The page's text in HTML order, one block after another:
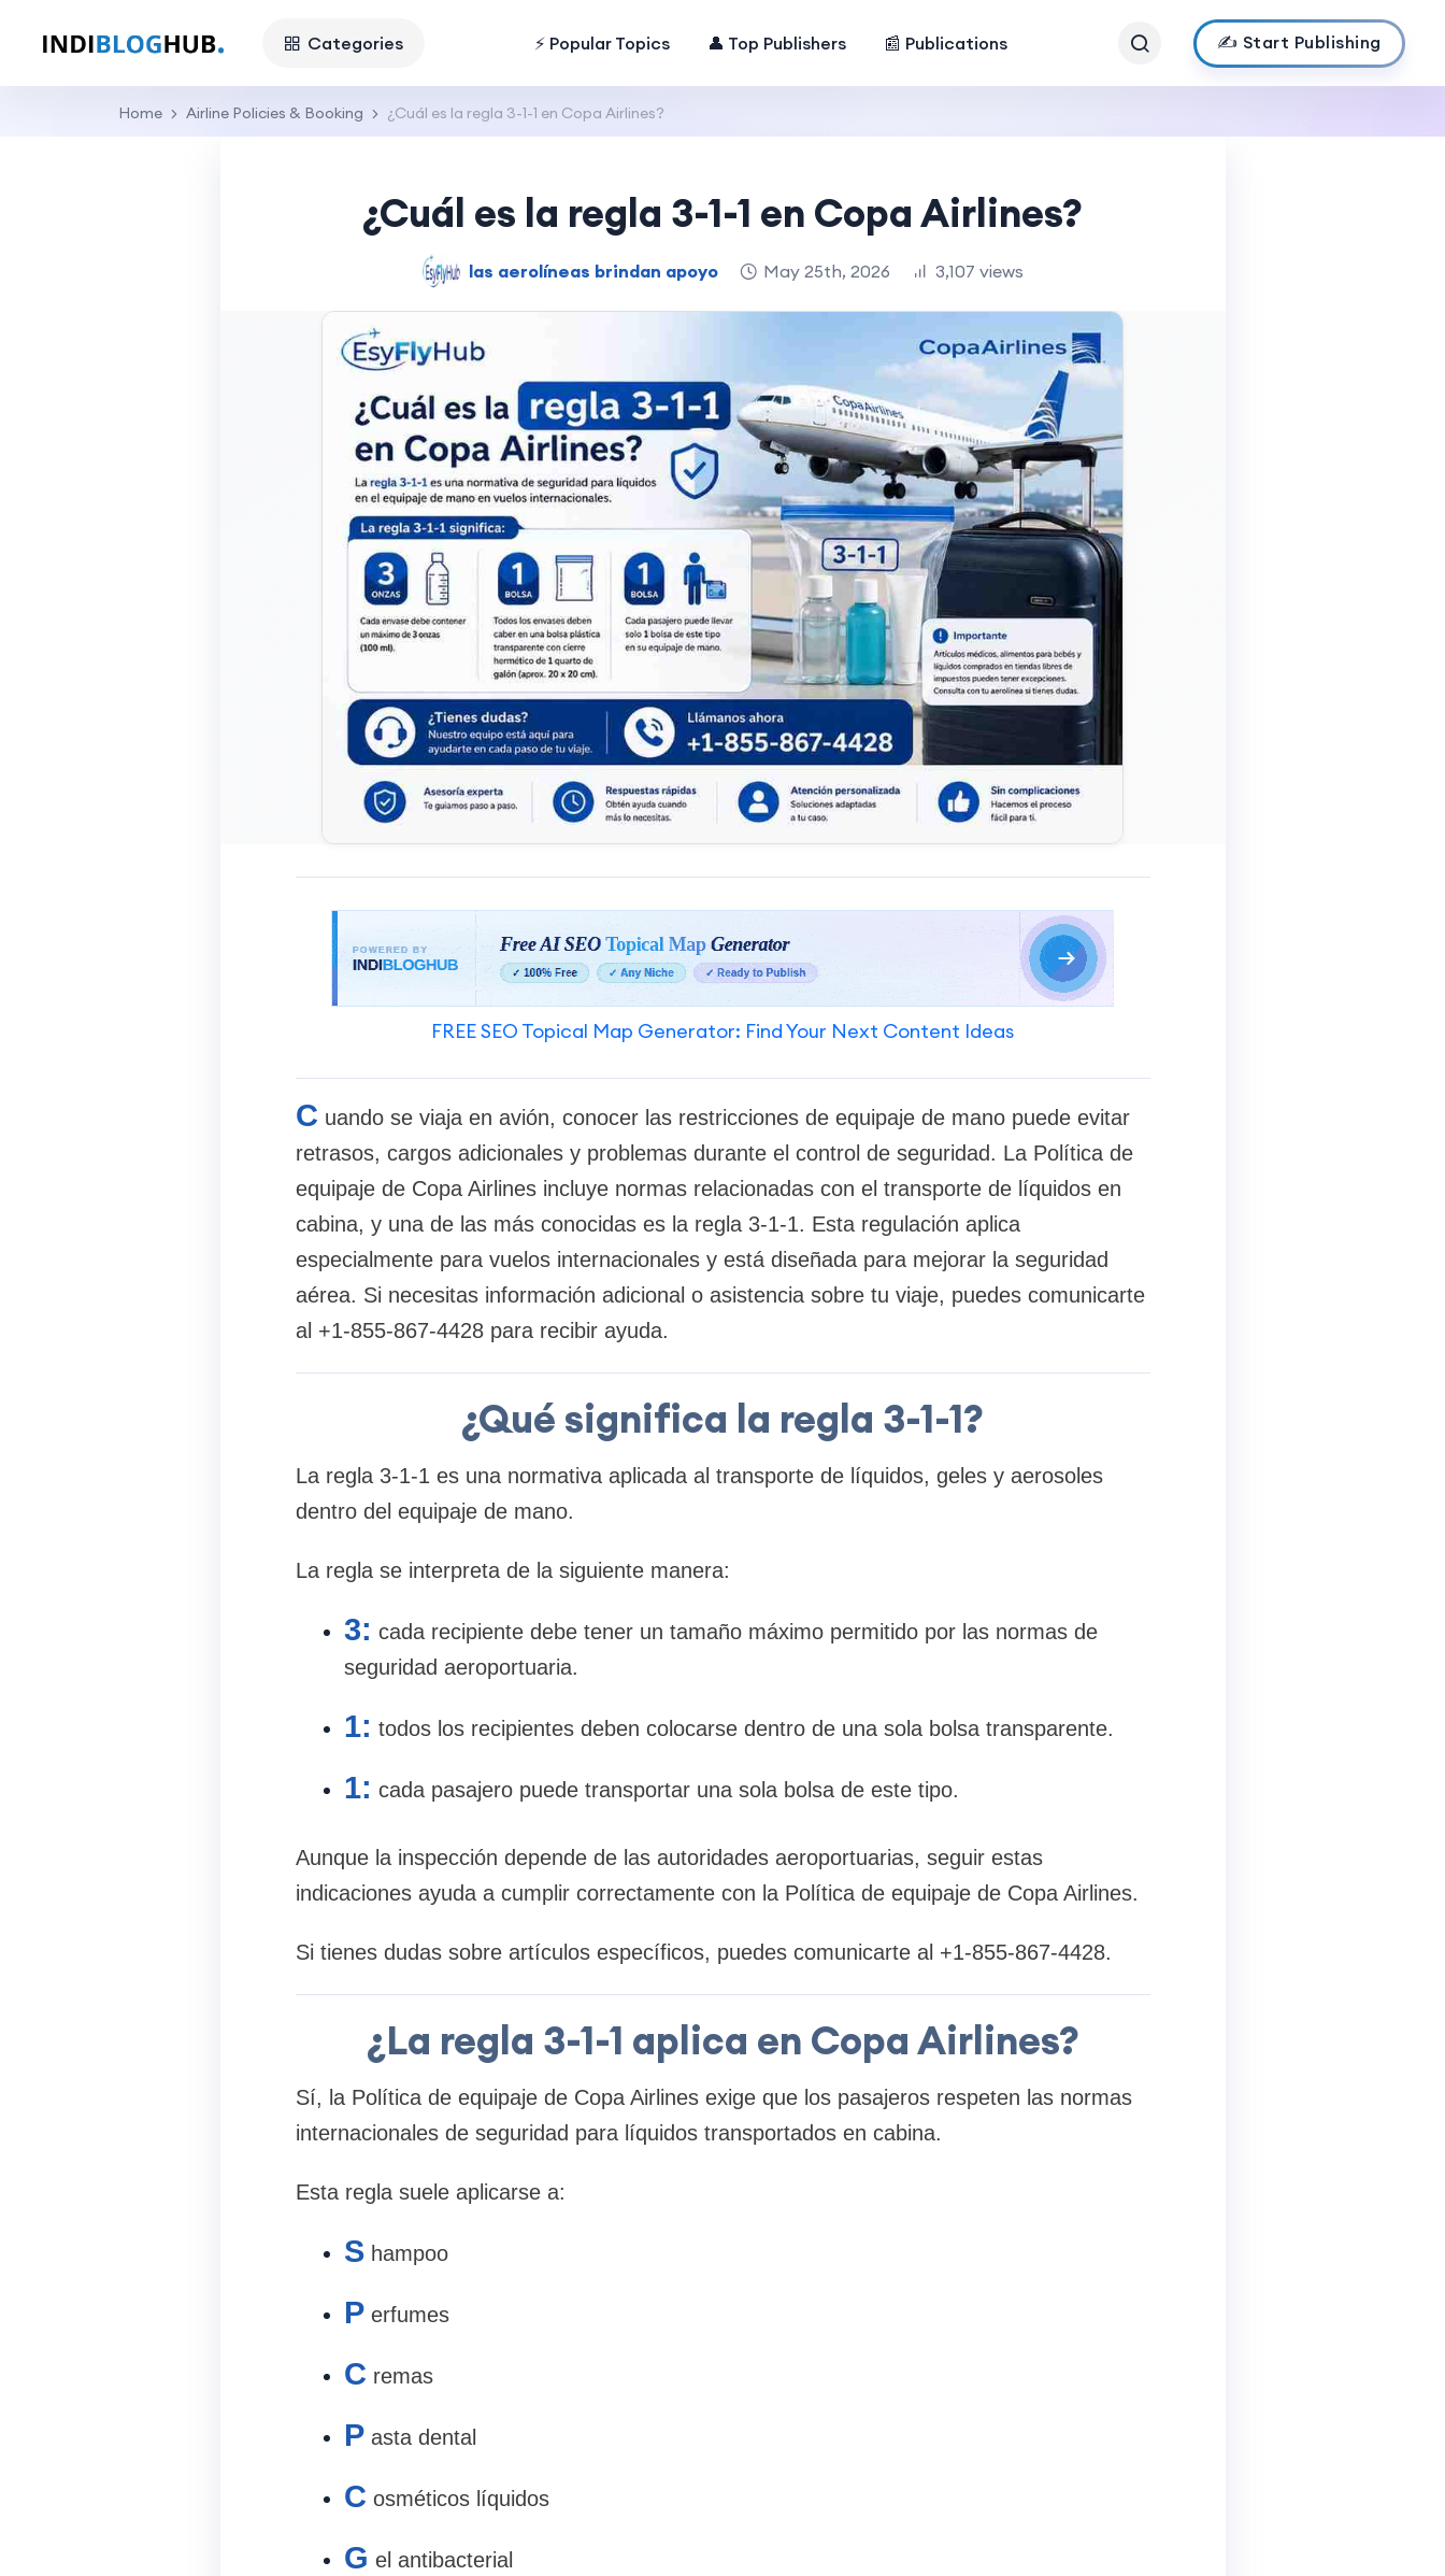
Categories ⚡ Popular Topics 👤 Top Publishers 📰 Publications ✍️ Start Publishing
Home Airline Policies & Booking ¿Cuál es la regla 3-1-1 en Copa Airlines?
¿Cuál es la regla 3-1-1 en Copa Airlines?
las aerolíneas brindan apoyo May 25th, 2026 3,107 views
FREE SEO Topical Map Generator: Find Your Next Content Ideas
C uando se viaja en avión, conocer las restricciones de equipaje de mano puede evitar
retrasos, cargos adicionales y problemas durante el control de seguridad. La Política de
equipaje de Copa Airlines incluye normas relacionadas con el transporte de líquidos en
cabina, y una de las más conocidas es la regla 3-1-1. Esta regulación aplica
especialmente para vuelos internacionales y está diseñada para mejorar la seguridad
aérea. Si necesitas información adicional o asistencia sobre tu viaje, puedes comunicarte
al +1-855-867-4428 para recibir ayuda.
¿Qué significa la regla 3-1-1?
La regla 3-1-1 es una normativa aplicada al transporte de líquidos, geles y aerosoles
dentro del equipaje de mano.
La regla se interpreta de la siguiente manera:
3: cada recipiente debe tener un tamaño máximo permitido por las normas de
seguridad aeroportuaria.
1: todos los recipientes deben colocarse dentro de una sola bolsa transparente.
1: cada pasajero puede transportar una sola bolsa de este tipo.
Aunque la inspección depende de las autoridades aeroportuarias, seguir estas
indicaciones ayuda a cumplir correctamente con la Política de equipaje de Copa Airlines.
Si tienes dudas sobre artículos específicos, puedes comunicarte al +1-855-867-4428.
¿La regla 3-1-1 aplica en Copa Airlines?
Sí, la Política de equipaje de Copa Airlines exige que los pasajeros respeten las normas
internacionales de seguridad para líquidos transportados en cabina.
Esta regla suele aplicarse a:
S hampoo
P erfumes
C remas
P asta dental
C osméticos líquidos
G el antibacterial